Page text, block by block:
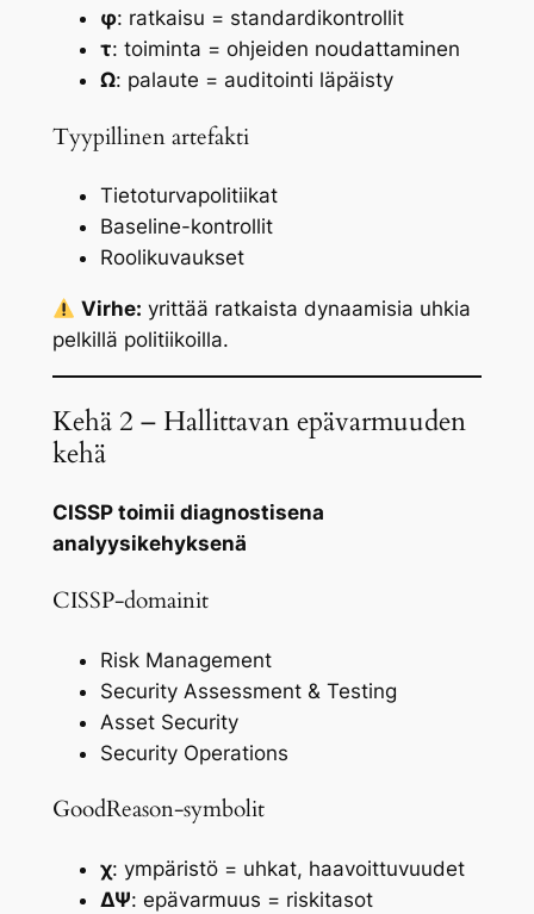
φ: ratkaisu = standardikontrollit
τ: toiminta = ohjeiden noudattaminen
Ω: palaute = auditointi läpäisty
Tyypillinen artefakti
Tietoturvapolitiikat
Baseline-kontrollit
Roolikuvaukset
Virhe: yrittää ratkaista dynaamisia uhkia
pelkillä politiikoilla.
Kehä 2 – Hallittavan epävarmuuden
kehä
CISSP toimii diagnostisena
analyysikehyksenä
CISSP-domainit
Risk Management
Security Assessment & Testing
Asset Security
Security Operations
GoodReason-symbolit
χ: ympäristö = uhkat, haavoittuvuudet
ΔΨ: epävarmuus = riskitasot